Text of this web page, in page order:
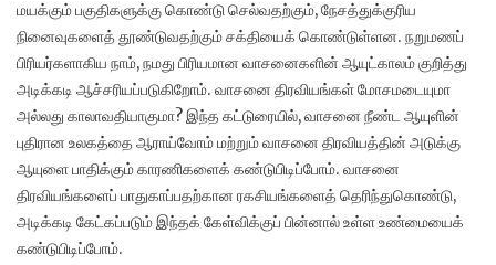
மயக்கும் பகுதிகளுக்கு கொண்டு செல்வதற்கும், நேசத்துக்குரிய
நினைவுகளைத் தூண்டுவதற்கும் சக்தியைக் கொண்டுள்ளன. நறுமணப்
பிரியர்களாகிய நாம், நமது பிரியமான வாசனைகளின் ஆயுட்காலம் குறித்து
அடிக்கடி ஆச்சரியப்படுகிறோம். வாசனை திரவியங்கள் மோசமடையுமா
அல்லது காலாவதியாகுமா? இந்த கட்டுரையில், வாசனை நீண்ட ஆயுளின்
புதிரான உலகத்தை ஆராய்வோம் மற்றும் வாசனை திரவியத்தின் அடுக்கு
ஆயுளை பாதிக்கும் காரணிகளைக் கண்டுபிடிப்போம். வாசனை
திரவியங்களைப் பாதுகாப்பதற்கான ரகசியங்களைத் தெரிந்துகொண்டு,
அடிக்கடி கேட்கப்படும் இந்தக் கேள்விக்குப் பின்னால் உள்ள உண்மையைக்
கண்டுபிடிப்போம்.